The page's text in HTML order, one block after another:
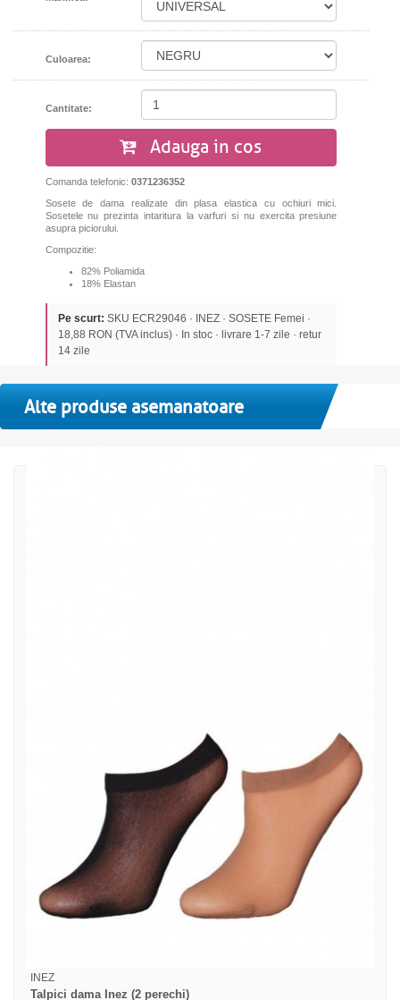
Culoarea:
Cantitate:
Adauga in cos
Comanda telefonic: 0371236352
Sosete de dama realizate din plasa elastica cu ochiuri mici.
Sosetele nu prezinta intaritura la varfuri si nu exercita presiune
asupra piciorului.
Compozitie:
82% Poliamida
18% Elastan
Pe scurt: SKU ECR29046 · INEZ · SOSETE Femei ·
18,88 RON (TVA inclus) · In stoc · livrare 1-7 zile · retur
14 zile
Alte produse asemanatoare
INEZ
Talpici dama Inez (2 perechi)